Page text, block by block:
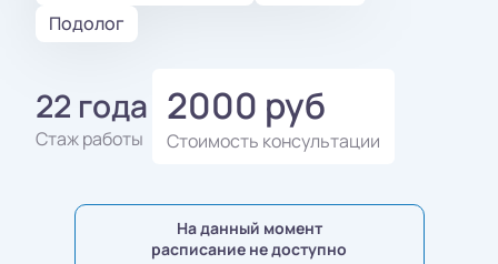
Подолог
22 года
Стаж работы
2000 руб
Стоимость консультации
На данный момент
расписание не доступно